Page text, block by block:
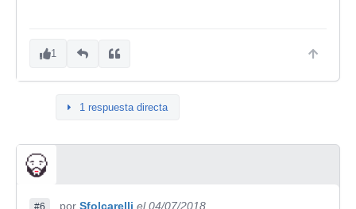
1
1 respuesta directa
#6 por Sfolcarelli el 04/07/2018